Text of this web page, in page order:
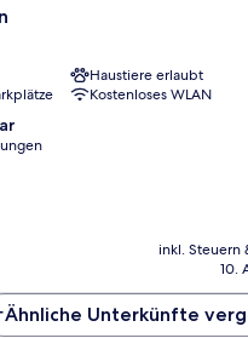
Haustiere erlaubt
Kostenloses WLAN
inkl. Steuern
10.
Ähnliche Unterkünfte